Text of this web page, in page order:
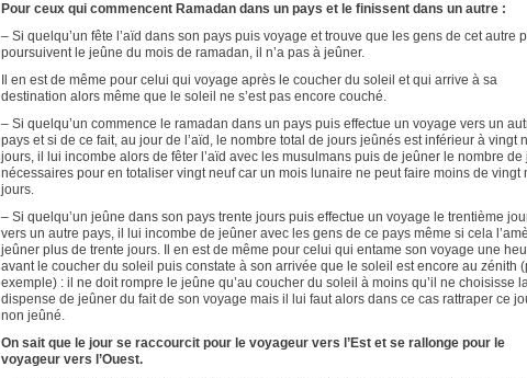
Pour ceux qui commencent Ramadan dans un pays et le finissent dans un autre :
– Si quelqu’un fête l’aïd dans son pays puis voyage et trouve que les gens de cet autre
poursuivent le jeûne du mois de ramadan, il n’a pas à jeûner.
Il en est de même pour celui qui voyage après le coucher du soleil et qui arrive à sa
destination alors même que le soleil ne s’est pas encore couché.
– Si quelqu’un commence le ramadan dans un pays puis effectue un voyage vers un
pays et si de ce fait, au jour de l’aïd, le nombre total de jours jeûnés est inférieur à vingt
jours, il lui incombe alors de fêter l’aïd avec les musulmans puis de jeûner le nombre de
nécessaires pour en totaliser vingt neuf car un mois lunaire ne peut faire moins de vingt
jours.
– Si quelqu’un jeûne dans son pays trente jours puis effectue un voyage le trentième
vers un autre pays, il lui incombe de jeûner avec les gens de ce pays même si cela
jeûner plus de trente jours. Il en est de même pour celui qui entame son voyage une
avant le coucher du soleil puis constate à son arrivée que le soleil est encore au zénith
exemple) : il ne doit rompre le jeûne qu’au coucher du soleil à moins qu’il ne choisisse
dispense de jeûner du fait de son voyage mais il lui faut alors dans ce cas rattraper ce
non jeûné.
On sait que le jour se raccourcit pour le voyageur vers l’Est et se rallonge pour le
voyageur vers l’Ouest.
Extrait du